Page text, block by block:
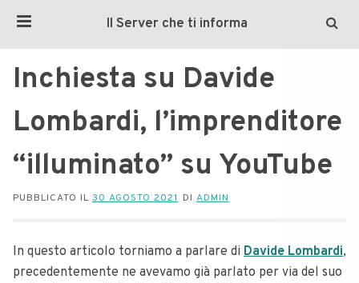
Il Server che ti informa
Inchiesta su Davide
Lombardi, l’imprenditore
“illuminato” su YouTube
PUBBLICATO IL 30 AGOSTO 2021 DI ADMIN
In questo articolo torniamo a parlare di Davide Lombardi,
precedentemente ne avevamo già parlato per via del suo